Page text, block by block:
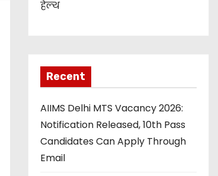
हेल्थ
Recent
AIIMS Delhi MTS Vacancy 2026:
Notification Released, 10th Pass
Candidates Can Apply Through
Email